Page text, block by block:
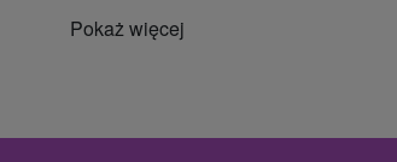
Pokaż więcej